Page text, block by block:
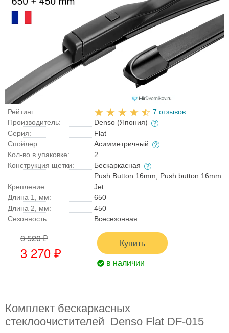
Рейтинг
7 отзывов
Производитель:
Denso (Япония)
Серия:
Flat
Спойлер:
Асимметричный
Кол-во в упаковке:
2
Конструкция щетки:
Бескаркасная
Крепление:
Push Button 16mm, Push button 16mm
Jet
Длина 1, мм:
650
Длина 2, мм:
450
Сезонность:
Всесезонная
3 520 ₽
3 270 ₽
Купить
в наличии
Комплект бескаркасных
стеклоочистителей Denso Flat DF-015